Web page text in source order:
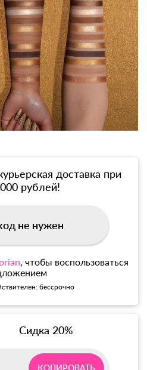
доставка при
рублей!
не нужен
, чтобы воспользоваться
бессрочно
Сидка 20%